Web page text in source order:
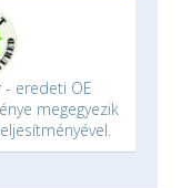
eredeti OE
megegyezik